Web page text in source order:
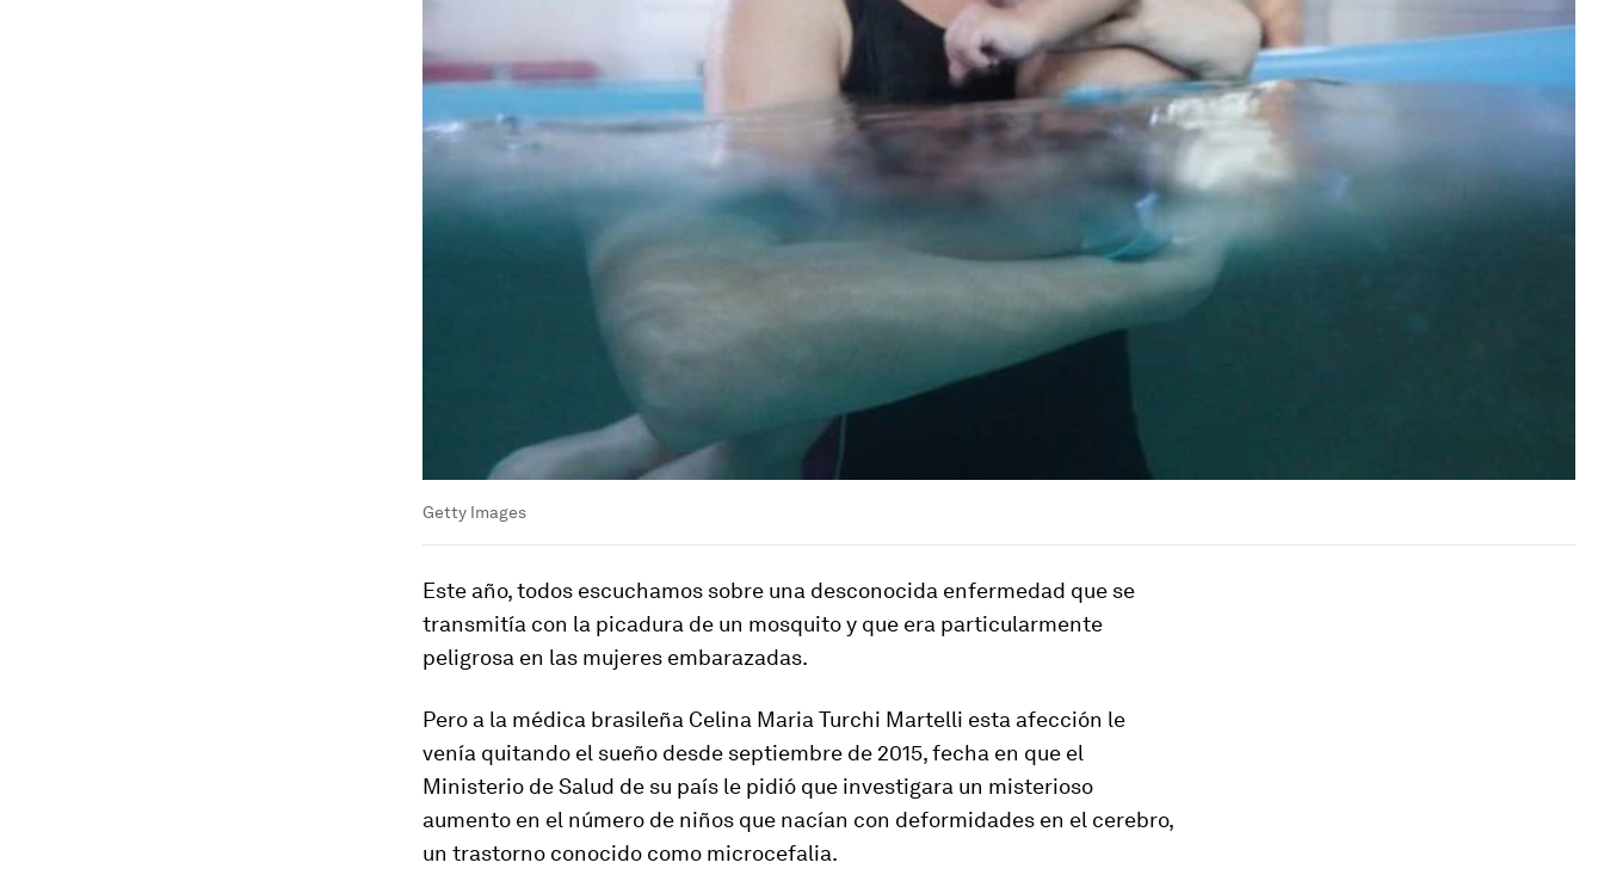
Getty Images
Este año, todos escuchamos sobre una desconocida enfermedad que se
transmitía con la picadura de un mosquito y que era particularmente
peligrosa en las mujeres embarazadas.
Pero a la médica brasileña Celina Maria Turchi Martelli esta afección le
venía quitando el sueño desde septiembre de 2015, fecha en que el
Ministerio de Salud de su país le pidió que investigara un misterioso
aumento en el número de niños que nacían con deformidades en el cerebro,
un trastorno conocido como microcefalia.